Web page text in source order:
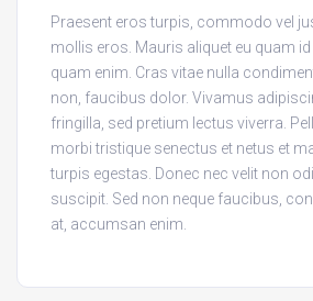
Praesent eros turpis, commodo vel
mollis eros. Mauris aliquet eu quam
quam enim. Cras vitae nulla
non, faucibus dolor. Vivamus
fringilla, sed pretium lectus viverra.
morbi tristique senectus et netus et
turpis egestas. Donec nec velit non
suscipit. Sed non neque faucibus,
at, accumsan enim.